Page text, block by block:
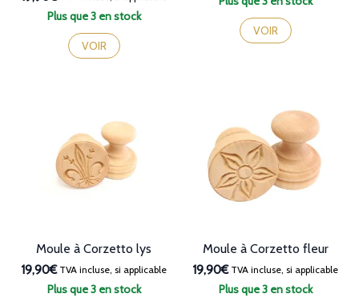
Plus que 3 en stock
VOIR
VOIR
Plus que 3 en stock
Moule à Corzetto lys
19,90€TVA incluse, si applicable
Plus que 3 en stock
Moule à Corzetto fleur
19,90€TVA incluse, si applicable